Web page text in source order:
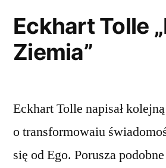
Eckhart Tolle
Ziemia”
Eckhart Tolle napisał
o transformowaiu
się od Ego. Porusza